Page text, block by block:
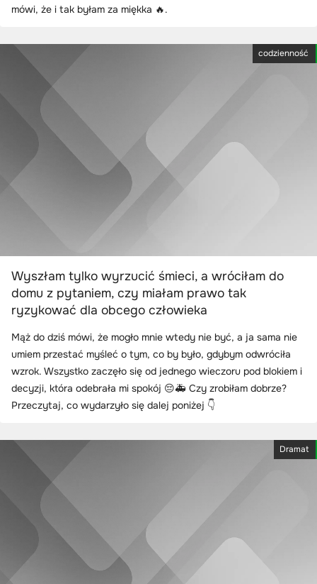
mówi, że i tak byłam za miękka 🔥.
codzienność
Wyszłam tylko wyrzucić śmieci, a wróciłam do
domu z pytaniem, czy miałam prawo tak
ryzykować dla obcego człowieka
Mąż do dziś mówi, że mogło mnie wtedy nie być, a ja sama nie
umiem przestać myśleć o tym, co by było, gdybym odwróciła
wzrok. Wszystko zaczęło się od jednego wieczoru pod blokiem i
decyzji, która odebrała mi spokój 😔🚑 Czy zrobiłam dobrze?
Przeczytaj, co wydarzyło się dalej poniżej 👇
Dramat